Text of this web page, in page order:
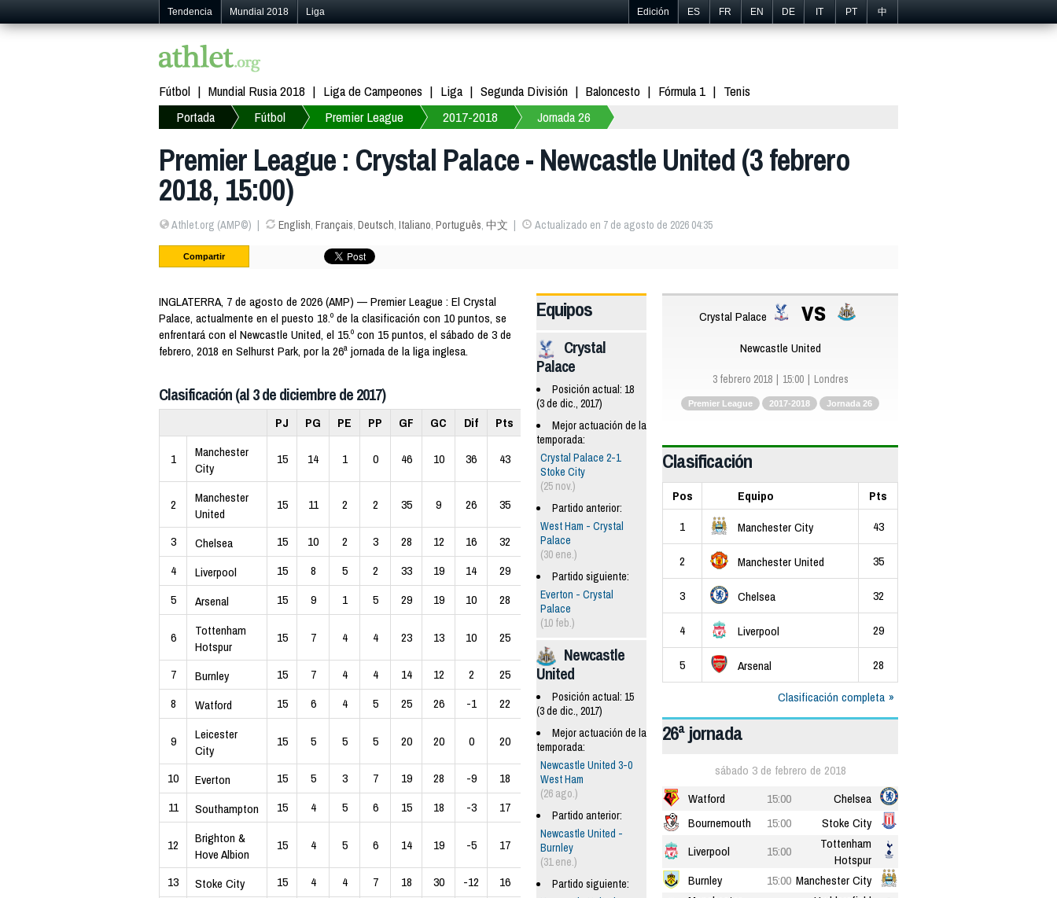
Tendencia Mundial 2018 Liga Edición ES FR EN DE IT PT 中
Fútbol Mundial Rusia 2018 Liga de Campeones Liga Segunda División Baloncesto Fórmula 1
Tenis
Portada
Fútbol Premier League 2017-2018 Jornada 26
Premier League : Crystal Palace - Newcastle United (3 febrero
2018, 15:00)
Athlet.org (AMP©) English, Français, Deutsch, Italiano, Português, 中文 Actualizado en 7 de agosto de 2026 04:35
Compartir
INGLATERRA, 7 de agosto de 2026 (AMP) — Premier League : El Crystal
Palace, actualmente en el puesto 18.º de la clasificación con 10 puntos, se
enfrentará con el Newcastle United, el 15.º con 15 puntos, el sábado de 3 de
febrero, 2018 en Selhurst Park, por la 26ª jornada de la liga inglesa.
Clasificación (al 3 de diciembre de 2017)
PJ PG PE PP GF GC Dif Pts
1
Manchester
City
15 14 1 0 46 10 36 43
2
Manchester
United
15 11 2 2 35 9 26 35
3 Chelsea 15 10 2 3 28 12 16
32
4
Liverpool 15 8 5 2 33 19 14
29
5
Arsenal 15 9 1 5 29 19 10 28
6
Tottenham
Hotspur
15 7 4 4 23 13 10 25
7 Burnley 15 7 4 4 14 12 2
25
8
Watford 15 6 4 5 25 26 -1 22
9
Leicester
City
15 5 5 5 20 20 0 20
10 Everton 15 5 3 7 19 28 -9
18
11
Southampton 15 4 5 6 15 18 -3 17
12
Brighton &
Hove Albion
15 4 5 6 14 19 -5 17
13 Stoke City 15 4 4 7 18 30 -12
16
Equipos
Crystal
Palace
Posición actual: 18
(3 de dic., 2017)
Mejor actuación de la
temporada:
Crystal Palace 2-1
Stoke City
(25 nov.)
Partido anterior:
West Ham - Crystal
Palace
(30 ene.)
Partido siguiente:
Everton - Crystal
Palace
(10 feb.)
Newcastle
United
Posición actual: 15
(3 de dic., 2017)
Mejor actuación de la
temporada:
Newcastle United 3-0
West Ham
(26 ago.)
Partido anterior:
Newcastle United -
Burnley
(31 ene.)
Partido siguiente:
Crystal Palace vs
Newcastle United
3 febrero 2018 15:00 Londres
Premier League 2017-2018 Jornada 26
Clasificación
Pos Equipo
Pts
1
Manchester City 43
2 Manchester United 35
3 Chelsea 32
4 Liverpool 29
5 Arsenal
28
Clasificación completa
26ª jornada
sábado 3 de febrero de 2018
Watford
15:00
Chelsea
Bournemouth
15:00
Stoke City
Liverpool
15:00
Tottenham
Hotspur
Burnley
15:00 Manchester City